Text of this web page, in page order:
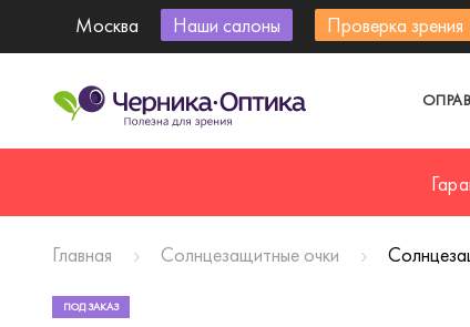
Москва Наши салоны Проверка зрения
Главная Солнцезащитные очки
ПОД ЗАКАЗ